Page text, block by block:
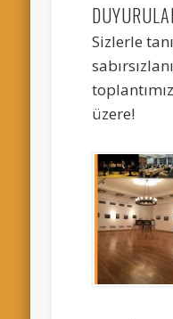
Sizlerle
üzere!